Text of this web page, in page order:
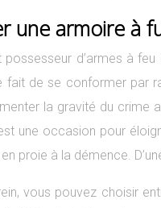
une armoire à
d’armes à
fait de se conformer par
la gravité du
une occasion pour
proie à la démence.
vous pouvez choisir